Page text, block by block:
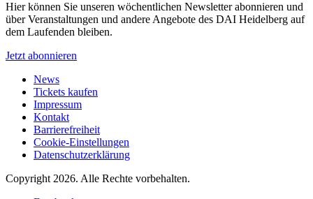
Hier können Sie unseren wöchentlichen Newsletter abonnieren und
über Veranstaltungen und andere Angebote des DAI Heidelberg auf
dem Laufenden bleiben.
Jetzt abonnieren
News
Tickets kaufen
Impressum
Kontakt
Barrierefreiheit
Cookie-Einstellungen
Datenschutzerklärung
Copyright 2026. Alle Rechte vorbehalten.